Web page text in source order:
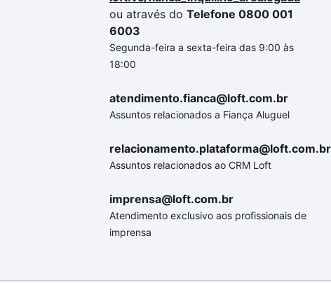
ou através do Telefone 0800 001
6003
Segunda-feira a sexta-feira das 9:00 às
18:00
atendimento.fianca@loft.com.br
Assuntos relacionados a Fiança Aluguel
relacionamento.plataforma@loft.com.br
Assuntos relacionados ao CRM Loft
imprensa@loft.com.br
Atendimento exclusivo aos profissionais de
imprensa